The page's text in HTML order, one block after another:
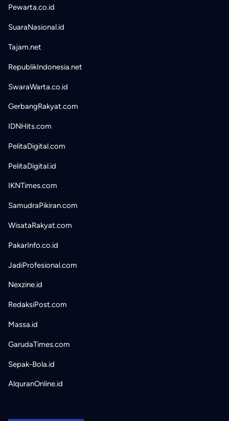
Pewarta.co.id
SuaraNasional.id
Tajam.net
RepublikIndonesia.net
SwaraWarta.co.id
GerbangRakyat.com
IDNHits.com
PelitaDigital.com
PelitaDigital.id
IKNTimes.com
SamudraPikiran.com
WisataRakyat.com
PakarInfo.co.id
JadiProfesional.com
Nexzine.id
RedaksiPost.com
Massa.id
GarudaTimes.com
Sepak-Bola.id
AlquranOnline.id